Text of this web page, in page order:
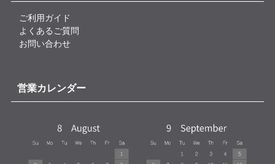
ご利用ガイド
よくあるご質問
お問い合わせ
営業カレンダー